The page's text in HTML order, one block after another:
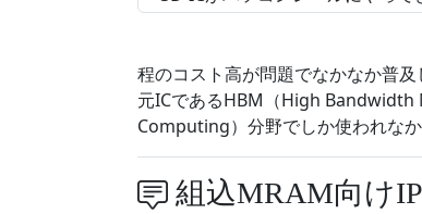
程のコスト高が問題でなかなか普
元ICであるHBM（High
Computing）分野でしか使われな
組込MRAM向け